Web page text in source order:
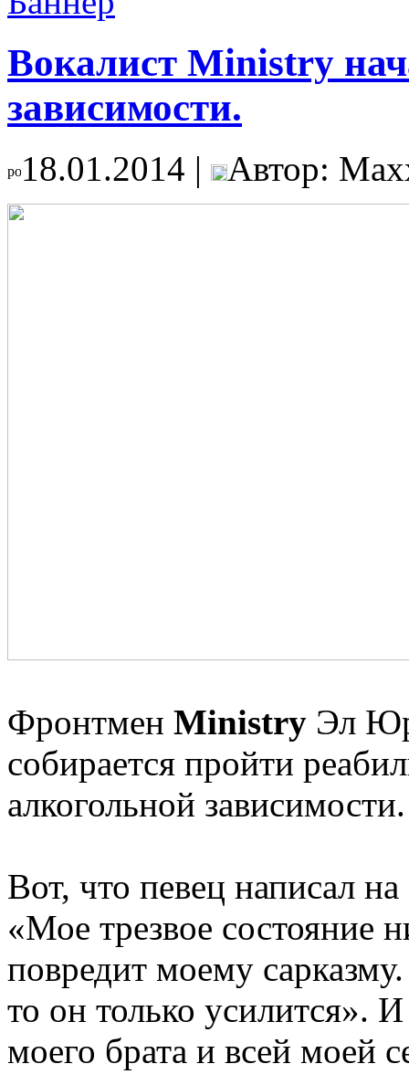
Вокалист Ministry
зависимости.
18.01.2014 | Автор:
Фронтмен Ministry Эл
собирается пройти
алкогольной зависимости.
Вот, что певец написал
«Мое трезвое состояние
повредит моему
то он только усилится».
моего брата и всей моей